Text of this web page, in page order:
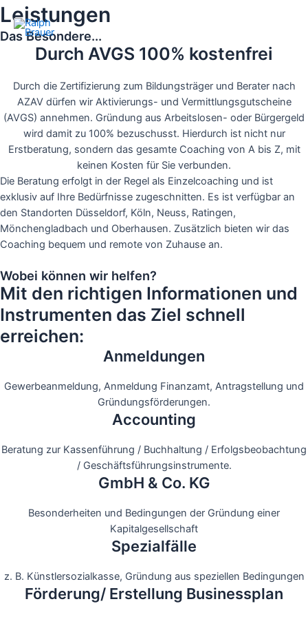
Zum
Inhalt
springen
Leistungen
Das Besondere...
Durch AVGS 100% kostenfrei
Durch die Zertifizierung zum Bildungsträger und Berater nach
AZAV dürfen wir Aktivierungs- und Vermittlungsgutscheine
(AVGS) annehmen. Gründung aus Arbeitslosen- oder Bürgergeld
wird damit zu 100% bezuschusst. Hierdurch ist nicht nur
Erstberatung, sondern das gesamte Coaching von A bis Z, mit
keinen Kosten für Sie verbunden.
Die Beratung erfolgt in der Regel als Einzelcoaching und ist
exklusiv auf Ihre Bedürfnisse zugeschnitten. Es ist verfügbar an
den Standorten Düsseldorf, Köln, Neuss, Ratingen,
Mönchengladbach und Oberhausen. Zusätzlich bieten wir das
Coaching bequem und remote von Zuhause an.
Wobei können wir helfen?
Mit den richtigen Informationen und
Instrumenten das Ziel schnell
erreichen:
Anmeldungen
Gewerbeanmeldung, Anmeldung Finanzamt, Antragstellung und
Gründungsförderungen.
Accounting
Beratung zur Kassenführung / Buchhaltung / Erfolgsbeobachtung
/ Geschäftsführungsinstrumente.
GmbH & Co. KG
Besonderheiten und Bedingungen der Gründung einer
Kapitalgesellschaft
Spezialfälle
z. B. Künstlersozialkasse, Gründung aus speziellen Bedingungen
Förderung/ Erstellung Businessplan